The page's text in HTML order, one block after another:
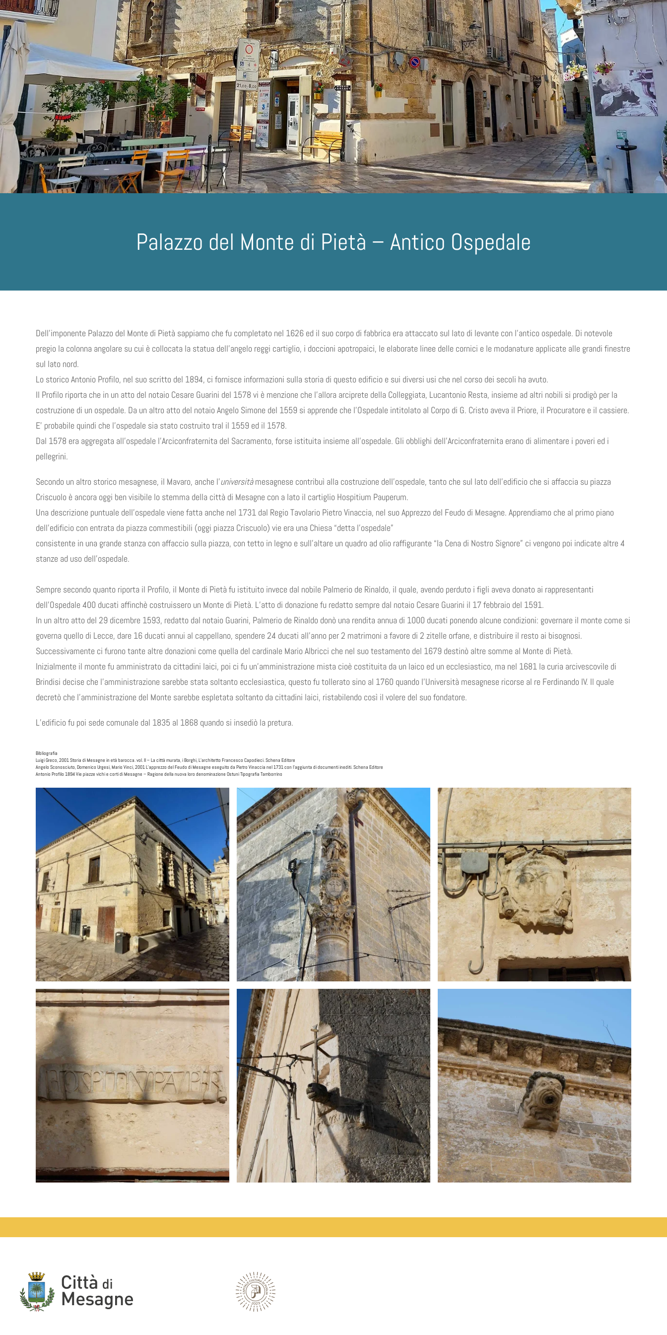
Palazzo del Monte di Pietà – Antico Ospedale
Dell’imponente Palazzo del Monte di Pietà sappiamo che fu completato nel 1626 ed il suo corpo di fabbrica era attaccato sul lato di levante con l’antico ospedale. Di notevole
pregio la colonna angolare su cui è collocata la statua dell’angelo reggi cartiglio, i doccioni apotropaici, le elaborate linee delle cornici e le modanature applicate alle grandi finestre
sul lato nord.
Lo storico Antonio Profilo, nel suo scritto del 1894, ci fornisce informazioni sulla storia di questo edificio e sui diversi usi che nel corso dei secoli ha avuto.
Il Profilo riporta che in un atto del notaio Cesare Guarini del 1578 vi è menzione che l’allora arciprete della Colleggiata, Lucantonio Resta, insieme ad altri nobili si prodigò per la
costruzione di un ospedale. Da un altro atto del notaio Angelo Simone del 1559 si apprende che l’Ospedale intitolato al Corpo di G. Cristo aveva il Priore, il Procuratore e il cassiere.
E’ probabile quindi che l’ospedale sia stato costruito tral il 1559 ed il 1578.
Dal 1578 era aggregata all’ospedale l’Arciconfraternita del Sacramento, forse istituita insieme all’ospedale. Gli obblighi dell’Arciconfraternita erano di alimentare i poveri ed i
pellegrini.
Secondo un altro storico mesagnese, il Mavaro, anche l’universitàmesagnese contribuì alla costruzione dell’ospedale, tanto che sul lato dell’edificio che si affaccia su piazza
Criscuolo è ancora oggi ben visibile lo stemma della città di Mesagne con a lato il cartiglio Hospitium Pauperum.
Una descrizione puntuale dell’ospedale viene fatta anche nel 1731 dal Regio Tavolario Pietro Vinaccia, nel suo Apprezzo del Feudo di Mesagne. Apprendiamo che al primo piano
dell’edificio con entrata da piazza commestibili (oggi piazza Criscuolo) vie era una Chiesa “detta l’ospedale”
consistente in una grande stanza con affaccio sulla piazza, con tetto in legno e sull’altare un quadro ad olio raffigurante “la Cena di Nostro Signore” ci vengono poi indicate altre 4
stanze ad uso dell’ospedale.
Sempre secondo quanto riporta il Profilo, il Monte di Pietà fu istituito invece dal nobile Palmerio de Rinaldo, il quale, avendo perduto i figli aveva donato ai rappresentanti
dell’Ospedale 400 ducati affinchè costruissero un Monte di Pietà. L’atto di donazione fu redatto sempre dal notaio Cesare Guarini il 17 febbraio del 1591.
In un altro atto del 29 dicembre 1593, redatto dal notaio Guarini, Palmerio de Rinaldo donò una rendita annua di 1000 ducati ponendo alcune condizioni: governare il monte come si
governa quello di Lecce, dare 16 ducati annui al cappellano, spendere 24 ducati all’anno per 2 matrimoni a favore di 2 zitelle orfane, e distribuire il resto ai bisognosi.
Successivamente ci furono tante altre donazioni come quella del cardinale Mario Albricci che nel suo testamento del 1679 destinò altre somme al Monte di Pietà.
Inizialmente il monte fu amministrato da cittadini laici, poi ci fu un’amministrazione mista cioè costituita da un laico ed un ecclesiastico, ma nel 1681 la curia arcivescovile di
Brindisi decise che l’amministrazione sarebbe stata soltanto ecclesiastica, questo fu tollerato sino al 1760 quando l’Università mesagnese ricorse al re Ferdinando IV. Il quale
decretò che l’amministrazione del Monte sarebbe espletata soltanto da cittadini laici, ristabilendo così il volere del suo fondatore.
L’edificio fu poi sede comunale dal 1835 al 1868 quando si insediò la pretura.
Bibliografia
Luigi Greco, 2001 Storia di Mesagne in età barocca. vol. II – La città murata, i Borghi, L’architetto Francesco Capodieci. Schena Editore
Angelo Sconosciuto, Domenico Urgesi, Mario Vinci, 2001 L’apprezzo del Feudo di Mesagne eseguito da Pietro Vinaccia nel 1731 con l’aggiunta di documenti inediti. Schena Editore
Antonio Profilo 1894 Vie piazze vichi e corti di Mesagne – Ragione della nuova loro denominazione Ostuni Tipografia Tamborrino